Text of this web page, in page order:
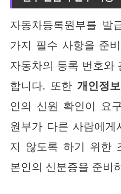
자동차등록원부를 발
가지 필수 사항을 준
자동차의 등록 번호와
합니다. 또한 개인정
인의 신원 확인이 요
원부가 다른 사람에게
지 않도록 하기 위한
본인의 신분증을 준비